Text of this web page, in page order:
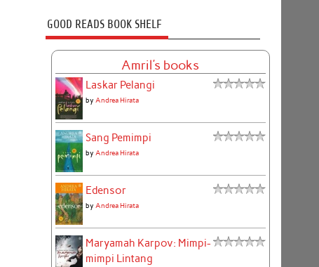
GOOD READS BOOK SHELF
Amril's books
Laskar Pelangi
by Andrea Hirata
Sang Pemimpi
by Andrea Hirata
Edensor
by Andrea Hirata
Maryamah Karpov: Mimpi-
mimpi Lintang